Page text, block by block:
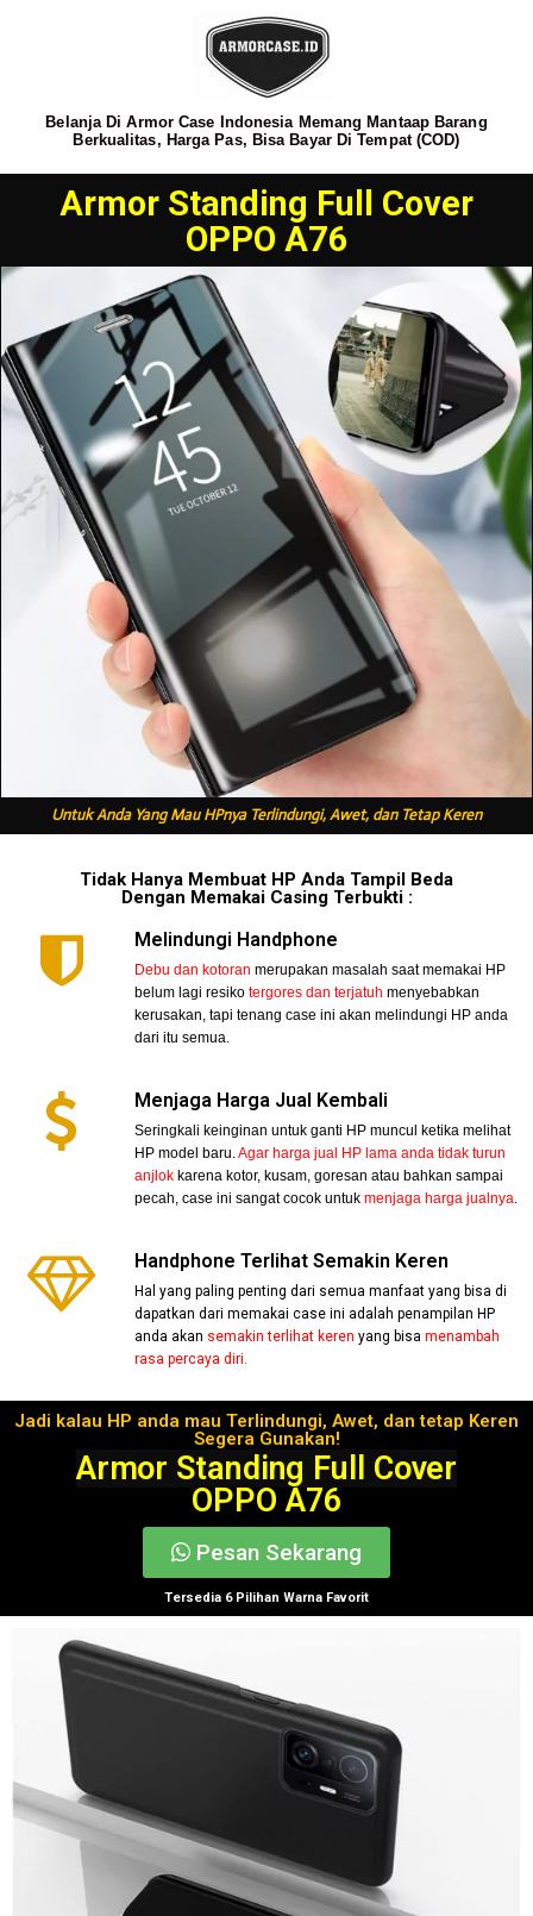
Belanja Di Armor Case Indonesia Memang Mantaap Barang
Berkualitas, Harga Pas, Bisa Bayar Di Tempat (COD)
Armor Standing Full Cover
OPPO A76
Untuk Anda Yang Mau HPnya Terlindungi, Awet, dan Tetap Keren
Tidak Hanya Membuat HP Anda Tampil Beda
Dengan Memakai Casing Terbukti :
Melindungi Handphone
Debu dan kotoran merupakan masalah saat memakai HP
belum lagi resiko tergores dan terjatuh menyebabkan
kerusakan, tapi tenang case ini akan melindungi HP anda
dari itu semua.
Menjaga Harga Jual Kembali
Seringkali keinginan untuk ganti HP muncul ketika melihat
HP model baru.Agar harga jual HP lama anda tidak turun
anjlok karena kotor, kusam, goresan atau bahkan sampai
pecah, case ini sangat cocok untukmenjaga harga jualnya.
Handphone Terlihat Semakin Keren
Hal yang paling penting dari semua manfaat yang bisa di
dapatkan dari memakai case ini adalah penampilan HP
anda akan semakin terlihat keren yang bisamenambah
rasa percaya diri.
Jadi kalau HP anda mau Terlindungi, Awet, dan tetap Keren
Segera Gunakan!
Armor Standing Full Cover
OPPO A76
Pesan Sekarang
Tersedia 6 Pilihan Warna Favorit